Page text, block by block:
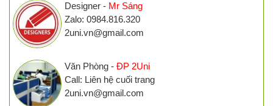
Designer - Mr Sáng
Zalo: 0984.816.320
2uni.vn@gmail.com
Văn Phòng - ĐP 2Uni
Call: Liên hệ cuối trang
2uni.vn@gmail.com